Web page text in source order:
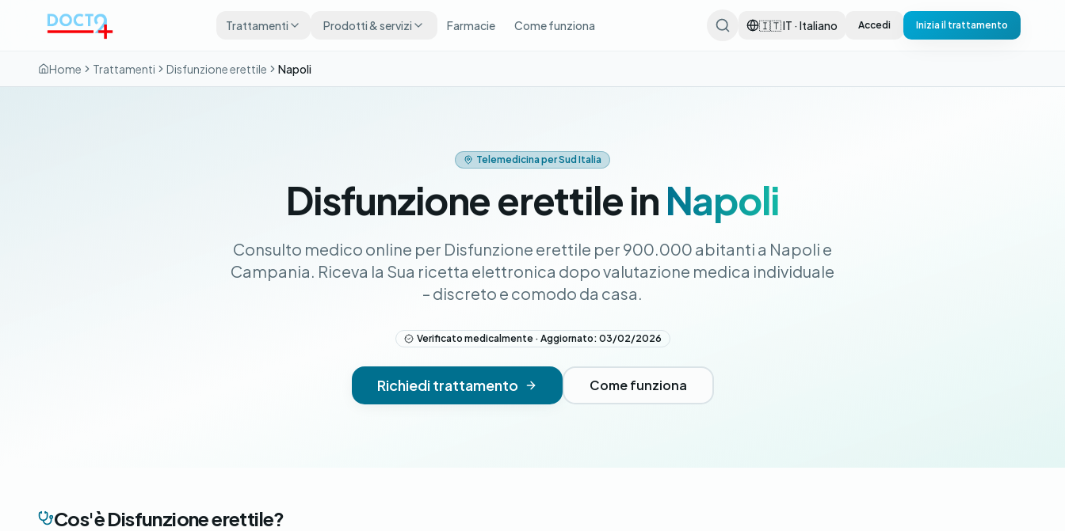
Trattamenti
Prodotti & servizi Farmacie Come funziona 🇮🇹 IT · Italiano Accedi Inizia il trattamento
Home Trattamenti Disfunzione erettile Napoli
Telemedicina per Sud Italia
Disfunzione erettile inNapoli
Consulto medico online per Disfunzione erettile per 900.000 abitanti a Napoli e
Campania. Riceva la Sua ricetta elettronica dopo valutazione medica individuale
– discreto e comodo da casa.
Verificato medicalmente · Aggiornato: 03/02/2026
Richiedi trattamento Come funziona
Cos'è Disfunzione erettile?